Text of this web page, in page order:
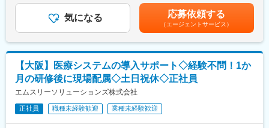
【クラウド型電子カルテ・レセコンシステム「Henry」につい
て】
「社会課題を解決しつづけ、より良い世界をつくる」をミッショ
ンとして掲げ、社会課題のなかでも法令規制と業務の複雑性・専
門性が高く、取り組む難易度の高い「医療業界の業務改善」に現
在最注力しています。 主な事業として、我々は業界として25年ぶ
りとなる新しいレセプトシステム「Henry」（クラウド型電子カ
ルテ・レセコンシステム）を開発・販売しています。 「中小病院/
診療所の経営をHenryで改善し、高齢化社会を乗り越える礎を作
る」を目指し、今後中小病院をメインターゲットとして、導入拡
的に事業を前進して頂ける方にご参画を頂きたいです。
※ご経験やご希望を踏まえ、リーダーポジション（管理職）として
健診事務代行や特定保健指導、ストレスチェック、個人毎の健康
情報冊子など予防領域に関わる多くのサービスを開発、コーディ
ネートする事で健康保険組合や企業に対して最適なソリューショ
ンを提案して頂きます。
■キャリアパス：
まずは営業担当として新規顧客獲得をお願いいたします。その
年1回（7月）賃金はあくまでも目安の金額であり、選考を通じて
上下する可能性があります。月給(月額)は固定手当を含めた表記で
す。
気になる 応募依頼する
（エージェントサービス）
【大阪】医療システムの導入サポート◇経験不問！1か
月の研修後に現場配属◇土日祝休◇正社員
エムスリーソリューションズ株式会社
正社員 職種未経験歓迎 業種未経験歓迎